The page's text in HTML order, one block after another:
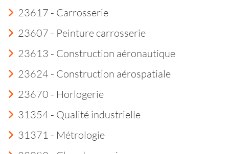
23617 - Carrosserie
23607 - Peinture carrosserie
23613 - Construction aéronautique
23624 - Construction aérospatiale
23670 - Horlogerie
31354 - Qualité industrielle
31371 - Métrologie